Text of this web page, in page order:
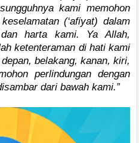
kami memohon
(‘afiyat) dalam
harta kami. Ya Allah,
ketenteraman di hati kami
belakang, kanan, kiri,
perlindungan dengan
dari bawah kami.”